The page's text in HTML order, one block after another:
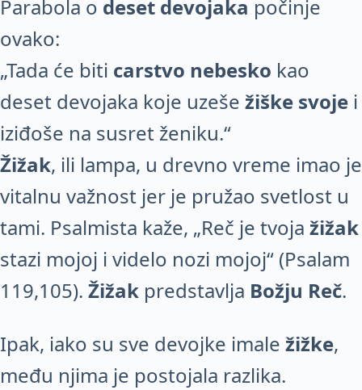
Parabola o deset devojaka počinje
ovako:
„Tada će biti carstvo nebesko kao
deset devojaka koje uzeše žiške svoje i
iziđoše na susret ženiku.“
Žižak, ili lampa, u drevno vreme imao je
vitalnu važnost jer je pružao svetlost u
tami. Psalmista kaže, „Reč je tvoja žižak
stazi mojoj i videlo nozi mojoj“ (Psalam
119,105). Žižak predstavlja Božju Reč.
Ipak, iako su sve devojke imale žižke,
među njima je postojala razlika.